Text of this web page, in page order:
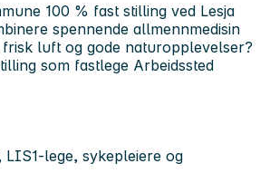
100 % fast stilling ved Lesja
spennende allmennmedisin
luft og gode naturopplevelser?
som fastlege Arbeidssted
LIS1-lege, sykepleiere og